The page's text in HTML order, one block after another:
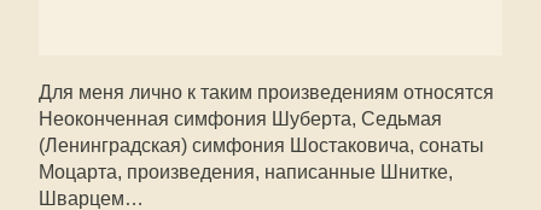
Для меня лично к таким произведениям относятся
Неоконченная симфония Шуберта, Седьмая
(Ленинградская) симфония Шостаковича, сонаты
Моцарта, произведения, написанные Шнитке,
Шварцем…